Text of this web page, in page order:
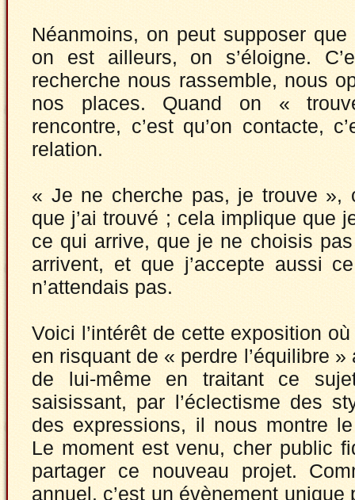
Néanmoins, on peut supposer que
on est ailleurs, on s’éloigne.
recherche nous rassemble, nous
nos places. Quand on «
rencontre, c’est qu’on contacte,
relation.
« Je ne cherche pas, je trouve »,
que j’ai trouvé ; cela implique que
ce qui arrive, que je ne choisis
arrivent, et que j’accepte aussi
n’attendais pas.
Voici l’intérêt de cette exposition
en risquant de « perdre l’équilibre
de lui-même en traitant ce
saisissant, par l’éclectisme des
des expressions, il nous montre
Le moment est venu, cher public
partager ce nouveau projet.
annuel, c’est un évènement